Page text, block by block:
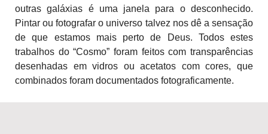
outras galáxias é uma janela para o desconhecido.
Pintar ou fotografar o universo talvez nos dê a sensação
de que estamos mais perto de Deus. Todos estes
trabalhos do “Cosmo” foram feitos com transparências
desenhadas em vidros ou acetatos com cores, que
combinados foram documentados fotograficamente.